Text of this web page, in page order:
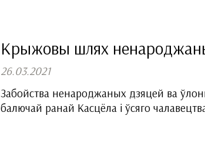
Крыжовы шлях
26.03.2021
Забойства ненароджаных дзяцей ва
балючай ранай Касцёла і ўсяго